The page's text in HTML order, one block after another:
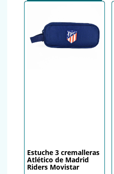
Estuche 3 cremalleras
Atlético de Madrid
Riders Movistar